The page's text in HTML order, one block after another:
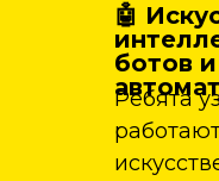
🤖
ботов и
Ребята